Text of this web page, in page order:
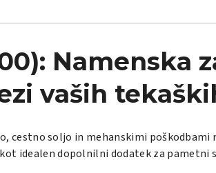
Namenska
vaših
cestno soljo in mehanskimi poškodbami
idealen dopolnilni dodatek za pametni